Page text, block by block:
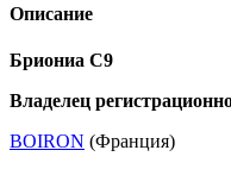
Описание
Бриониа С9
Владелец
BOIRON (Франция)